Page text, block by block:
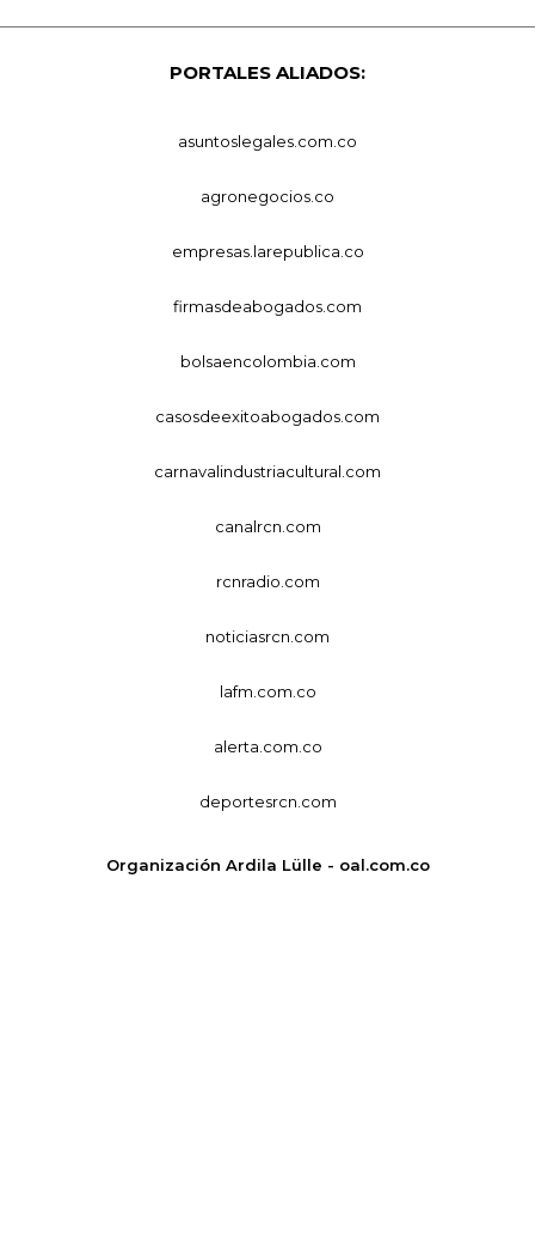
PORTALES ALIADOS:
asuntoslegales.com.co
agronegocios.co
empresas.larepublica.co
firmasdeabogados.com
bolsaencolombia.com
casosdeexitoabogados.com
carnavalindustriacultural.com
canalrcn.com
rcnradio.com
noticiasrcn.com
lafm.com.co
alerta.com.co
deportesrcn.com
Organización Ardila Lülle - oal.com.co